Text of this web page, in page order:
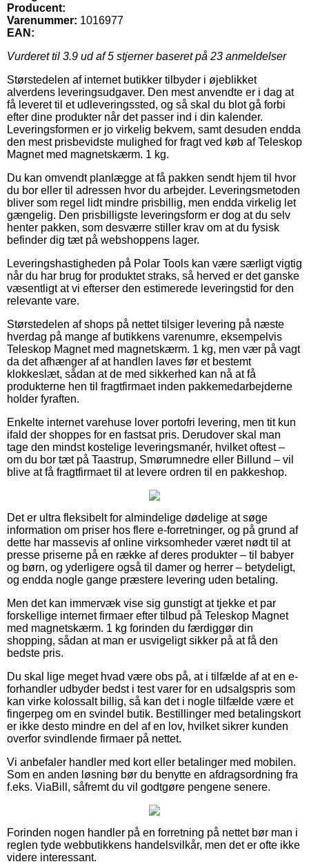
Producent:
Varenummer: 1016977
EAN:
Vurderet til 3.9 ud af 5 stjerner baseret på 23 anmeldelser
Størstedelen af internet butikker tilbyder i øjeblikket
alverdens leveringsudgaver. Den mest anvendte er i dag at
få leveret til et udleveringssted, og så skal du blot gå forbi
efter dine produkter når det passer ind i din kalender.
Leveringsformen er jo virkelig bekvem, samt desuden endda
den mest prisbevidste mulighed for fragt ved køb af Teleskop
Magnet med magnetskærm. 1 kg.
Du kan omvendt planlægge at få pakken sendt hjem til hvor
du bor eller til adressen hvor du arbejder. Leveringsmetoden
bliver som regel lidt mindre prisbillig, men endda virkelig let
gængelig. Den prisbilligste leveringsform er dog at du selv
henter pakken, som desværre stiller krav om at du fysisk
befinder dig tæt på webshoppens lager.
Leveringshastigheden på Polar Tools kan være særligt vigtig
når du har brug for produktet straks, så herved er det ganske
væsentligt at vi efterser den estimerede leveringstid for den
relevante vare.
Størstedelen af shops på nettet tilsiger levering på næste
hverdag på mange af butikkens varenumre, eksempelvis
Teleskop Magnet med magnetskærm. 1 kg, men vær på vagt
da det afhænger af at handlen laves før et bestemt
klokkeslæt, sådan at de med sikkerhed kan nå at få
produkterne hen til fragtfirmaet inden pakkemedarbejderne
holder fyraften.
Enkelte internet varehuse lover portofri levering, men tit kun
ifald der shoppes for en fastsat pris. Derudover skal man
tage den mindst kostelige leveringsmanér, hvilket oftest –
om du bor tæt på Taastrup, Smørumnedre eller Billund – vil
blive at få fragtfirmaet til at levere ordren til en pakkeshop.
Det er ultra fleksibelt for almindelige dødelige at søge
information om priser hos flere e-forretninger, og på grund af
dette har massevis af online virksomheder været nødt til at
presse priserne på en række af deres produkter – til babyer
og børn, og yderligere også til damer og herrer – betydeligt,
og endda nogle gange præstere levering uden betaling.
Men det kan immervæk vise sig gunstigt at tjekke et par
forskellige internet firmaer efter tilbud på Teleskop Magnet
med magnetskærm. 1 kg forinden du færdiggør din
shopping, sådan at man er usvigeligt sikker på at få den
bedste pris.
Du skal lige meget hvad være obs på, at i tilfælde af at en e-
forhandler udbyder bedst i test varer for en udsalgspris som
kan virke kolossalt billig, så kan det i nogle tilfælde være et
fingerpeg om en svindel butik. Bestillinger med betalingskort
er ikke desto mindre en del af en lov, hvilket sikrer kunden
overfor svindlende firmaer på nettet.
Vi anbefaler handler med kort eller betalinger med mobilen.
Som en anden løsning bør du benytte en afdragsordning fra
f.eks. ViaBill, såfremt du vil godtgøre pengene senere.
Forinden nogen handler på en forretning på nettet bør man i
reglen tyde webbutikkens handelsvilkår, men det er ofte ikke
videre interessant.